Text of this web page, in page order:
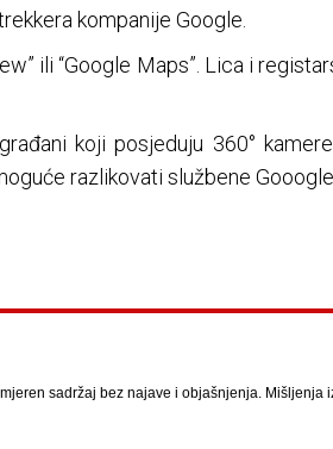
kompanije Google.
ili “Google Maps”. Lica i
koji posjeduju 360°
razlikovati službene
sadržaj bez najave i objašnjenja. Mišljenja